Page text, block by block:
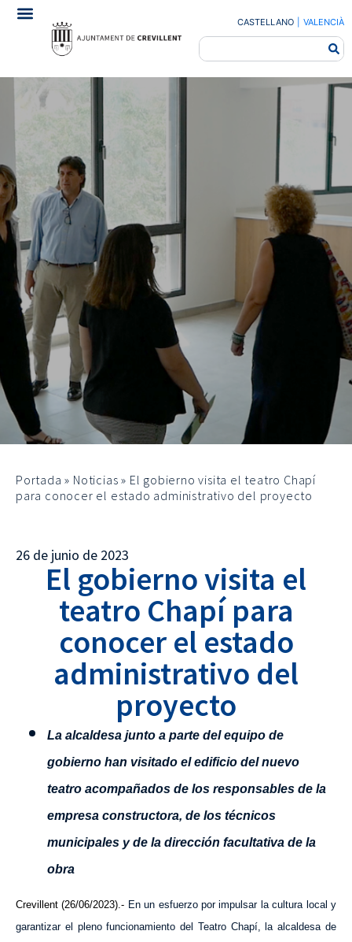
CASTELLANO VALENCIÀ
Portada » Noticias » El gobierno visita el teatro Chapí
para conocer el estado administrativo del proyecto
26 de junio de 2023
El gobierno visita el
teatro Chapí para
conocer el estado
administrativo del
proyecto
La alcaldesa junto a parte del equipo de
gobierno han visitado el edificio del nuevo
teatro acompañados de los responsables de la
empresa constructora, de los técnicos
municipales y de la dirección facultativa de la
obra
Crevillent (26/06/2023).- En un esfuerzo por impulsar la cultura local y
garantizar el pleno funcionamiento del Teatro Chapí, la alcaldesa de